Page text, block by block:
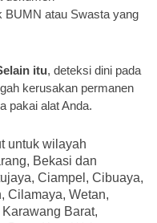
BUMN atau Swasta yang
itu, deteksi dini pada
kerusakan permanen
pakai alat Anda.
untuk wilayah
Bekasi dan
Ciampel, Cibuaya,
Cilamaya, Wetan,
Barat,